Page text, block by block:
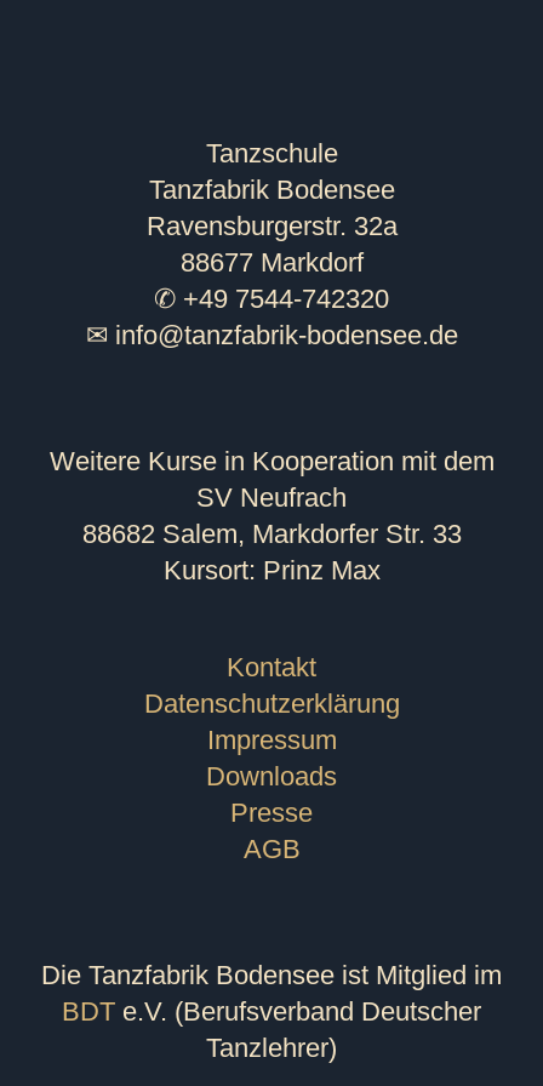
Tanzschule
Tanzfabrik Bodensee
Ravensburgerstr. 32a
88677 Markdorf
✆ +49 7544-742320
✉ info@tanzfabrik-bodensee.de
Weitere Kurse in Kooperation mit dem
SV Neufrach
88682 Salem, Markdorfer Str. 33
Kursort: Prinz Max
Kontakt
Datenschutzerklärung
Impressum
Downloads
Presse
AGB
Die Tanzfabrik Bodensee ist Mitglied im
BDT e.V. (Berufsverband Deutscher
Tanzlehrer)